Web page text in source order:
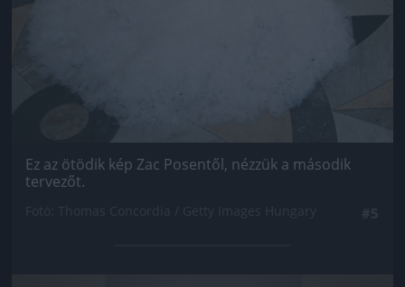
Ez az ötödik kép Zac Posentől, nézzük a második
tervezőt.